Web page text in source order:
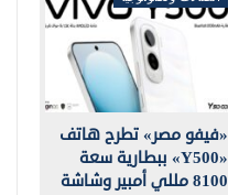
«فيفو مصر» تطرح هاتف
«Y500» ببطارية سعة
8100 مللي أمبير وشاشة